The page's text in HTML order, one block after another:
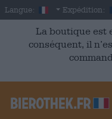
Skip to main content
Langue: French
Expédition:
La boutique est
conséquent, il